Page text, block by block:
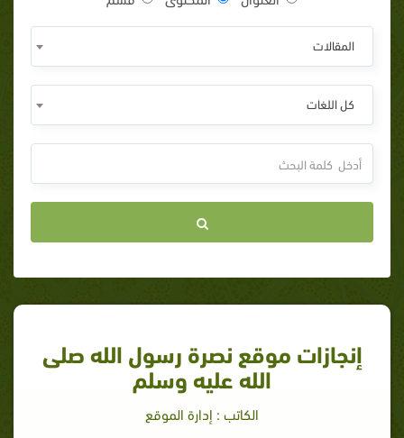
المقالات
كل اللغات
إنجازات موقع نصرة رسول الله صلى
الله عليه وسلم
الكاتب : إدارة الموقع